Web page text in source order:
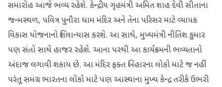
સમારોહ આજે ભવ્ય રહેશે. કેન્દ્રીય ગૃહમંત્રી અમિત શાહ દેવી સીતાના
જન્મસ્થળ, પવિત્ર પુનૌરા ધામ મંદિર અને તેના પરિસર માટે વ્યાપક
વિકાસ યોજનાનો શિલાન્યાસ કરશે. આ સાથે, મુખ્યમંત્રી નીતિશ કુમાર
પણ સંતો સાથે હાજર રહેશે. આના પરથી આ કાર્યક્રમની ભવ્યતાનો
અંદાજ લગાવી શકાય છે. આ મંદિર ફક્ત બિહારના લોકો માટે જ નહીં
પરંતુ સમગ્ર ભારતના લોકો માટે પણ આસ્થાના મુખ્ય કેન્દ્ર તરીકે ઉભરી